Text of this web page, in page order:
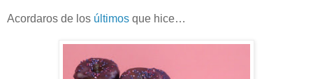
Acordaros de los últimos que hice…